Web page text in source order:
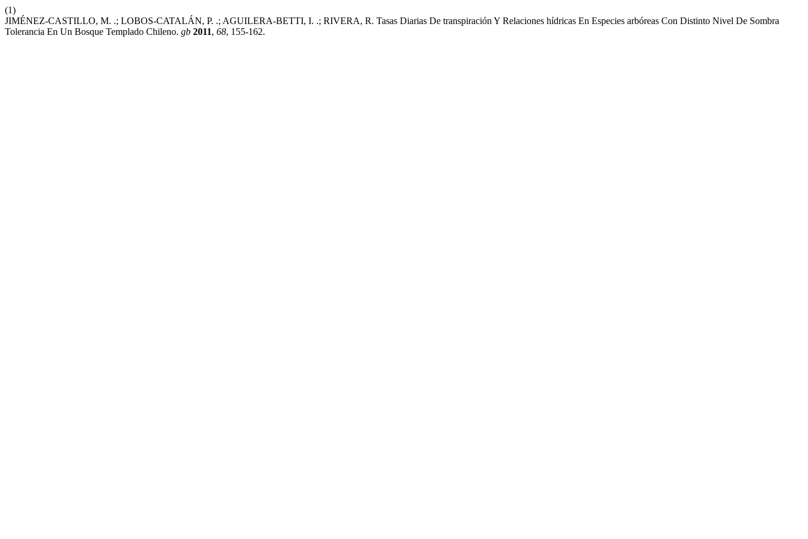
(1)
JIMÉNEZ-CASTILLO, M. .; LOBOS-CATALÁN, P. .; AGUILERA-BETTI, I. .; RIVERA, R. Tasas Diarias De transpiración Y Relaciones hídricas En Especies arbóreas Con Distinto Nivel De Sombra
Tolerancia En Un Bosque Templado Chileno. gb 2011, 68, 155-162.